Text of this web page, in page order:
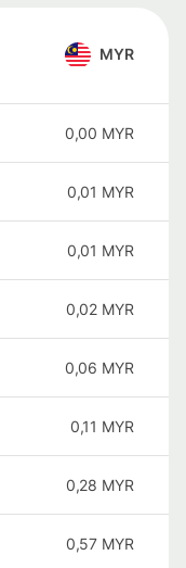
MYR
0,00 MYR
0,01 MYR
0,01 MYR
0,02 MYR
0,06 MYR
0,11 MYR
0,28 MYR
0,57 MYR